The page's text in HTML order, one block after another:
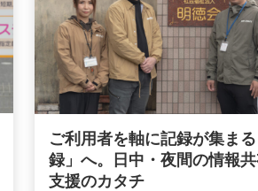
ご利用者を軸に記録が集ま
録」へ。日中・夜間の情報
支援のカタチ